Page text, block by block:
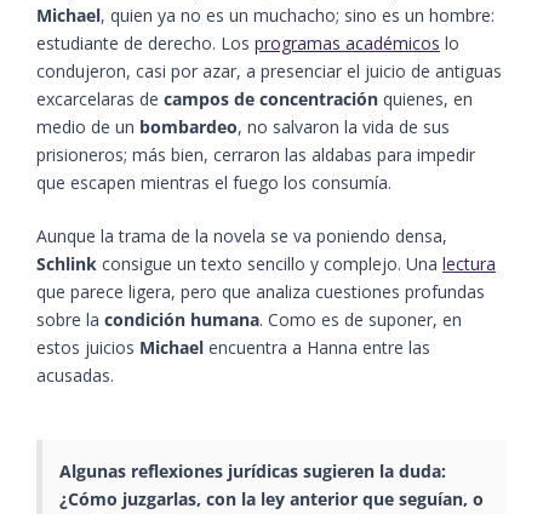
Michael, quien ya no es un muchacho; sino es un hombre:
estudiante de derecho. Los programas académicos lo
condujeron, casi por azar, a presenciar el juicio de antiguas
excarcelaras de campos de concentración quienes, en
medio de un bombardeo, no salvaron la vida de sus
prisioneros; más bien, cerraron las aldabas para impedir
que escapen mientras el fuego los consumía.
Aunque la trama de la novela se va poniendo densa,
Schlink consigue un texto sencillo y complejo. Una lectura
que parece ligera, pero que analiza cuestiones profundas
sobre la condición humana. Como es de suponer, en
estos juicios Michael encuentra a Hanna entre las
acusadas.
Algunas reflexiones jurídicas sugieren la duda:
¿Cómo juzgarlas, con la ley anterior que seguían, o